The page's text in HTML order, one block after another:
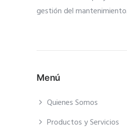
gestión del mantenimiento.
Menú
Quienes Somos
Productos y Servicios